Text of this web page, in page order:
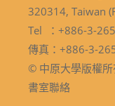
320314, Taiwan
Tel ：+886-3-
傳真：+886-3-
© 中原大學版權
書室聯絡